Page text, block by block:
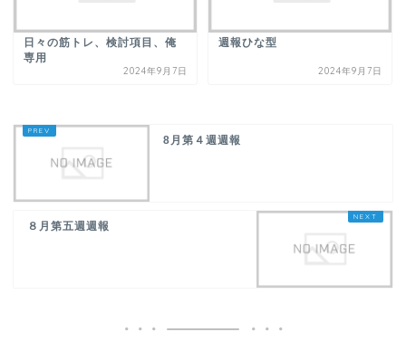
日々の筋トレ、検討項目、俺
専用
2024年9月7日
週報ひな型
2024年9月7日
8月第４週週報
８月第五週週報